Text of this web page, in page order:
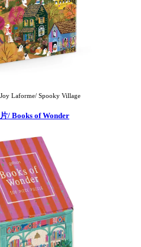
Laforme/ Spooky Village
/ Books of Wonder